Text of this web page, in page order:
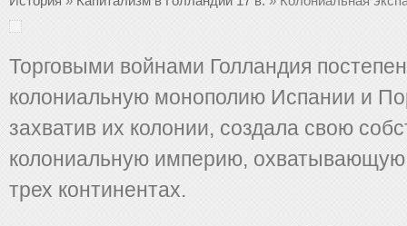
Торговыми войнами Голландия
колониальную монополию Испании и
захватив их колонии, создала свою
колониальную империю, охватывающую
трех континентах.